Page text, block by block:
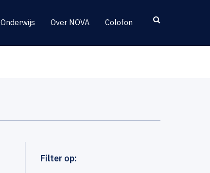
Onderwijs Over NOVA Colofon
Filter op: